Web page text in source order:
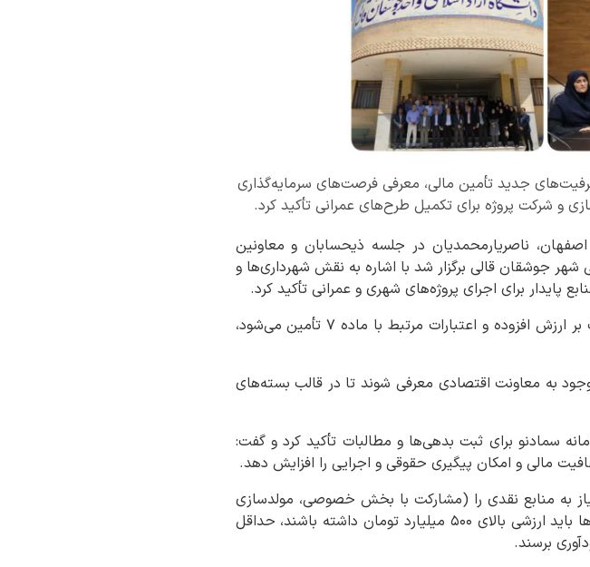
جدید تأمین مالی، معرفی فرصت‌های سرمایه‌گذاری
شرکت پروژه برای تکمیل طرح‌های عمرانی تأکید کرد.
ناصریارمحمدیان در جلسه ذیحسابان و معاونین
جوشقان قالی برگزار شد با اشاره به نقش شهرداری‌ها و
برای اجرای پروژه‌های شهری و عمرانی تأکید کرد.
وی با بیان اینکه بخشی از درآمدهای شهری از محل عوارض مالیات بر ارزش افزوده و اعتبارات مرتبط با ماده ۷ تأمین می‌شود،
به معاونت اقتصادی معرفی شوند تا در قالب بسته‌های
سمادنو برای ثبت بدهی‌ها و مطالبات تأکید کرد و گفت:
مالی و امکان پیگیری حقوقی و اجرایی را افزایش دهد.
به منابع نقدی را (مشارکت با بخش خصوصی، مولدسازی
پروژه و شرکت پروژه) عنوان کرد و افزود: در مدل شرکت پروژه، طرح‌ها باید ارزشی بالای ۵۰۰ میلیارد تومان داشته باشند، حداقل